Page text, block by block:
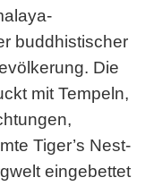
buddhistischer
Die
mit Tempeln,
Tiger’s Nest-
eingebettet